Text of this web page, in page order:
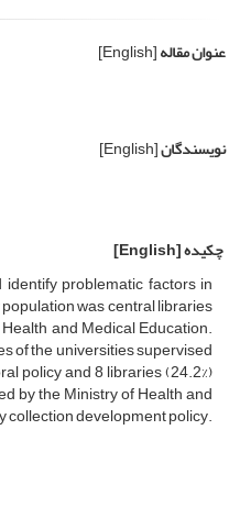
عنوان مقاله[English]
نویسندگان[English]
چکیده[English]
problematic factors in
was central libraries
and Medical Education.
of the universities supervised
policy and 8 libraries (24.2%)
by the Ministry of Health and
collection development policy.